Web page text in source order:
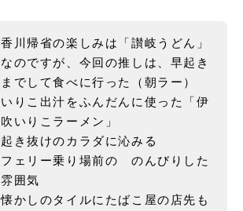
香川帰省の楽しみは「讃岐うどん」
なのですが、今回の推しは、早起き
までして食べに行った（朝ラー）
いりこ出汁をふんだんに使った「伊
吹いりこラーメン」
起き抜けのカラダに沁みる
フェリー乗り場前の のんびりした
雰囲気
懐かしのタイルにたばこ屋の店先も